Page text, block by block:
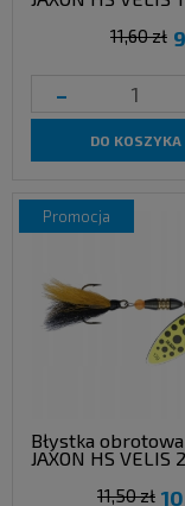
11,60 zł
-
DO KOSZYKA
Błystka obrotowa
JAXON HS VELIS
11,50 zł
promocja